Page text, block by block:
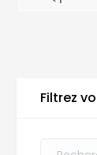
Filtrez